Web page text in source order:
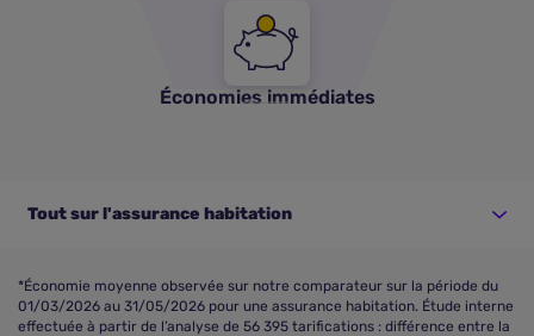
Économies immédiates
Tout sur l'assurance habitation
*Économie moyenne observée sur notre comparateur sur la période du
01/03/2026 au 31/05/2026 pour une assurance habitation. Étude interne
effectuée à partir de l’analyse de 56 395 tarifications : différence entre la